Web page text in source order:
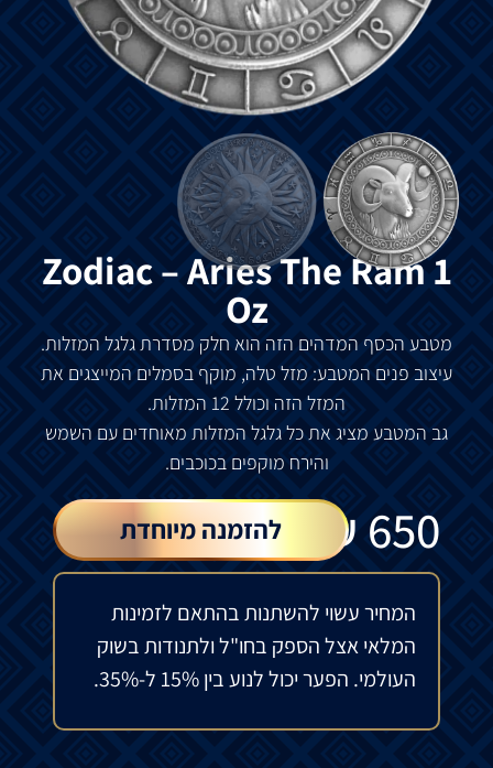
Zodiac – Aries The Ram 1
Oz
מטבע הכסף המדהים הזה הוא חלק מסדרת גלגל המזלות.
עיצוב פנים המטבע: מזל טלה, מוקף בסמלים המייצגים את
המזל הזה וכולל 12 המזלות.
גב המטבע מציג את כל גלגל המזלות מאוחדים עם השמש
והירח מוקפים בכוכבים.
650
₪ להזמנה מיוחדת
המחיר עשוי להשתנות בהתאם לזמינות
המלאי אצל הספק בחו"ל ולתנודות בשוק
העולמי. הפער יכול לנוע בין 15% ל-35%.